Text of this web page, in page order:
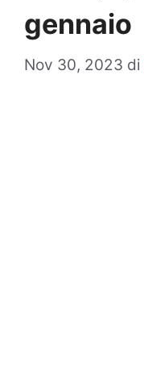
gennaio
Nov 30, 2023 di